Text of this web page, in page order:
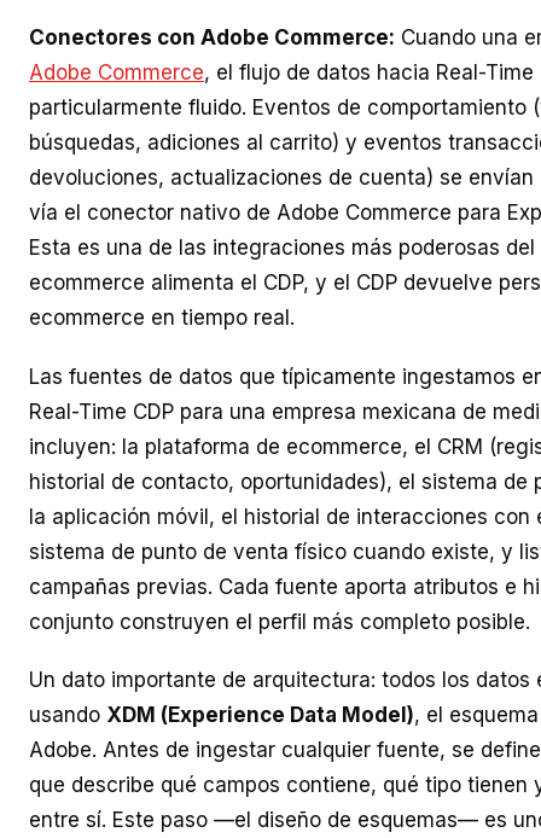
Conectores con Adobe Commerce: Cuando una
Adobe Commerce, el flujo de datos hacia Real-Time
particularmente fluido. Eventos de comportamiento
búsquedas, adiciones al carrito) y eventos
devoluciones, actualizaciones de cuenta) se envían
vía el conector nativo de Adobe Commerce para
Esta es una de las integraciones más poderosas
ecommerce alimenta el CDP, y el CDP devuelve
ecommerce en tiempo real.
Las fuentes de datos que típicamente ingestamos
Real-Time CDP para una empresa mexicana de
incluyen: la plataforma de ecommerce, el CRM
historial de contacto, oportunidades), el sistema de
la aplicación móvil, el historial de interacciones con
sistema de punto de venta físico cuando existe, y
campañas previas. Cada fuente aporta atributos e
conjunto construyen el perfil más completo posible.
Un dato importante de arquitectura: todos los datos
usando XDM (Experience Data Model), el
Adobe. Antes de ingestar cualquier fuente, se
que describe qué campos contiene, qué tipo tienen
entre sí. Este paso —el diseño de esquemas— es